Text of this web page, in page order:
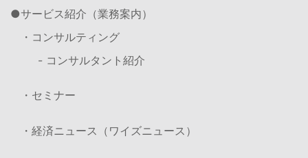
サービス紹介（業務案内）
・コンサルティング
- コンサルタント紹介
・セミナー
・経済ニュース（ワイズニュース）